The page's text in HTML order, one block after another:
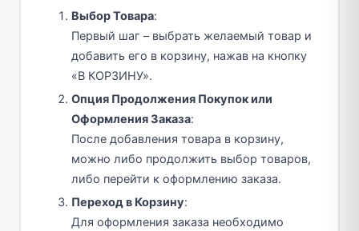
Выбор Товара:
Первый шаг – выбрать желаемый товар и
добавить его в корзину, нажав на кнопку
«В КОРЗИНУ».
Опция Продолжения Покупок или
Оформления Заказа:
После добавления товара в корзину,
можно либо продолжить выбор товаров,
либо перейти к оформлению заказа.
Переход в Корзину:
Для оформления заказа необходимо